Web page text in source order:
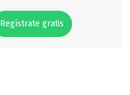
Regístrate gratis